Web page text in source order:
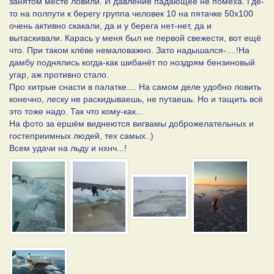
то на полпути к берегу группа человек 10 на пятачке 50х100
очень активно скакали, да и у берега нет-нет, да и
вытаскивали. Карась у меня был не первой свежести, вот ещё
что. При таком клёве немаловажно. Зато надышался-....!На
дамбу поднялись когда-как шибанёт по ноздрям бензиновый
угар, аж противно стало.
Про хитрые снасти в палатке.... На самом деле удобно ловить
конечно, леску не раскидываешь, не путаешь. Но и тащить всё
это тоже надо. Так что кому-как...
На фото за ершём виднеются вигвамы доброжелательных и
гостеприимных людей, тех самых..)
Всем удачи на льду и нхнч...!